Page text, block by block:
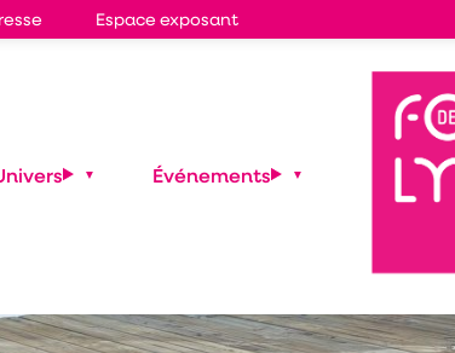
Espace exposant
Événements